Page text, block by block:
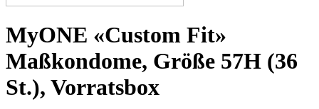
57G
57K
60E
60F
60G
60H
MyONE «Custom Fit»
Maßkondome, Größe 57H (36
St.), Vorratsbox